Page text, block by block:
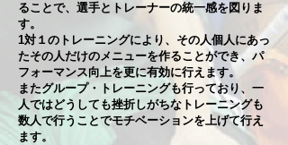
ることで、選手とトレーナーの統一感を図りま
す。
1対１のトレーニングにより、その人個人にあっ
たその人だけのメニューを作ることができ、パ
フォーマンス向上を更に有効に行えます。
またグループ・トレーニングも行っており、一
人ではどうしても挫折しがちなトレーニングも
数人で行うことでモチベーションを上げて行え
ます。